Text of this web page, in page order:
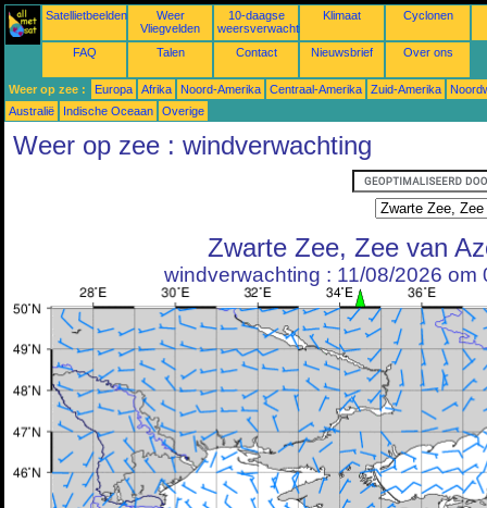
Satellietbeelden
Weer
Vliegvelden
10-daagse
weersverwachtingen
Klimaat Cyclonen
FAQ Talen Contact Nieuwsbrief Over ons
Weer op zee : Europa Afrika Noord-Amerika Centraal-Amerika Zuid-Amerika
Australië
Indische Oceaan Overige
Weer op zee : windverwachting
Zwarte Zee, Zee van
windverwachting : 11/08/2026 om